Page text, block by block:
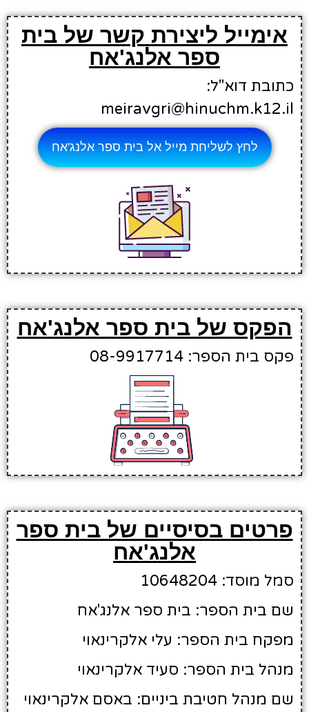
אימייל ליצירת קשר של בית
ספר אלנג'אח
כתובת דוא"ל:
meiravgri@hinuchm.k12.il
לחץ לשליחת מייל אל בית ספר אלנג'אח
הפקס של בית ספר אלנג'אח
פקס בית הספר: 08-9917714
פרטים בסיסיים של בית ספר
אלנג'אח
סמל מוסד: 10648204
שם בית הספר: בית ספר אלנג'אח
מפקח בית הספר: עלי אלקרינאוי
מנהל בית הספר: סעיד אלקרינאוי
שם מנהל חטיבת ביניים: באסם אלקרינאוי